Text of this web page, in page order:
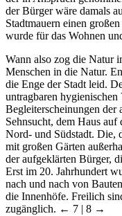
der Bürger wäre damals
Stadtmauern einen
wurde für das Wohnen
Wann also zog die Natur
Menschen in die Natur.
die Enge der Stadt leid.
untragbaren
Begleiterscheinungen der
Sehnsucht, dem Haus
Nord- und Südstadt. Die,
mit großen Gärten
der aufgeklärten Bürger,
Erst im 20. Jahrhundert
nach und nach von
die Innenhöfe. Freilich
zugänglich. ← 7 | 8 →